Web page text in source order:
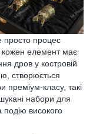
просто процес
кожен елемент має
дров у костровій
створюється
преміум-класу, такі
набори для
подію високого